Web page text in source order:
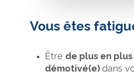
Vous êtes
Être de plus en plus
démotivé(e)dans